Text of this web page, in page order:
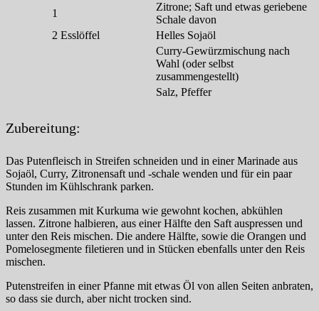
1
Zitrone; Saft und etwas geriebene
Schale davon
2 Esslöffel
Helles Sojaöl
Curry-Gewürzmischung nach
Wahl (oder selbst
zusammengestellt)
Salz, Pfeffer
Zubereitung:
Das Putenfleisch in Streifen schneiden und in einer Marinade aus
Sojaöl, Curry, Zitronensaft und -schale wenden und für ein paar
Stunden im Kühlschrank parken.
Reis zusammen mit Kurkuma wie gewohnt kochen, abkühlen
lassen. Zitrone halbieren, aus einer Hälfte den Saft auspressen und
unter den Reis mischen. Die andere Hälfte, sowie die Orangen und
Pomelosegmente filetieren und in Stücken ebenfalls unter den Reis
mischen.
Putenstreifen in einer Pfanne mit etwas Öl von allen Seiten anbraten,
so dass sie durch, aber nicht trocken sind.